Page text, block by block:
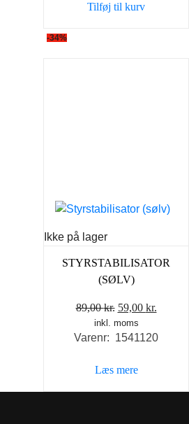
89,00 kr..
Tilføj til kurv
-34%
Ikke på lager
STYRSTABILISATOR
(SØLV)
89,00kr. Den
oprindelige
pris
89,00 kr..
59,00 kr.
pris
inkl. moms
Varenr: 1541120
Læs mere